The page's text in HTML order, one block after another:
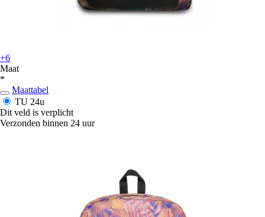
+6
Maat
*
Maattabel
TU 24u
Dit veld is verplicht
Verzonden binnen 24 uur